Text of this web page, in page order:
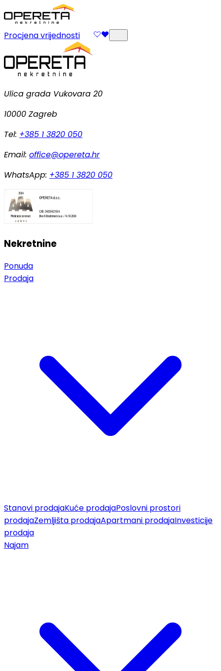
Procjena vrijednosti
Ulica grada Vukovara 20
10000 Zagreb
Tel: +385 1 3820 050
Email: office@opereta.hr
WhatsApp: +385 1 3820 050
Nekretnine
Ponuda
Prodaja
Stanovi prodajaKuće prodajaPoslovni prostori
prodajaZemljišta prodajaApartmani prodajaInvesticije
prodaja
Najam